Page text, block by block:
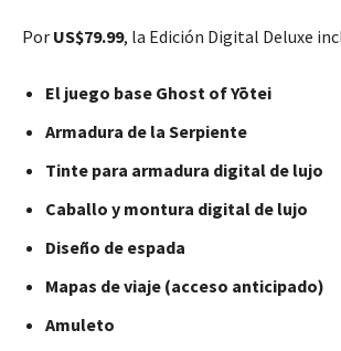
Por US$79.99, la Edición Digital Deluxe
El juego base Ghost of Yōtei
Armadura de la Serpiente
Tinte para armadura digital de lujo
Caballo y montura digital de lujo
Diseño de espada
Mapas de viaje (acceso anticipado)
Amuleto